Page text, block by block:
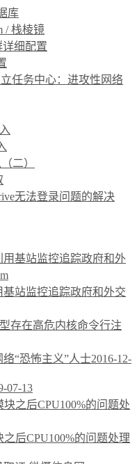
库
/ 栈棱镜
详细配置
任务中心：进攻性网络
二）
无法登录问题的解决
站监控追踪政府和外交
存在高危内核命令行注
“恐怖主义”人士2016-12-
07-13
之后CPU100%的问题处理